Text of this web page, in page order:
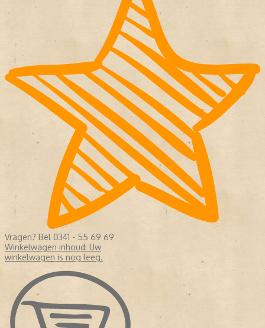
Vragen? Bel 0341 - 55 69 69
Winkelwagen inhoud: Uw
winkelwagen is nog leeg.